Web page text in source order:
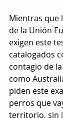
Mientras que
de la Unión
exigen este
catalogados
contagio de
como
piden este
perros que
territorio, sin